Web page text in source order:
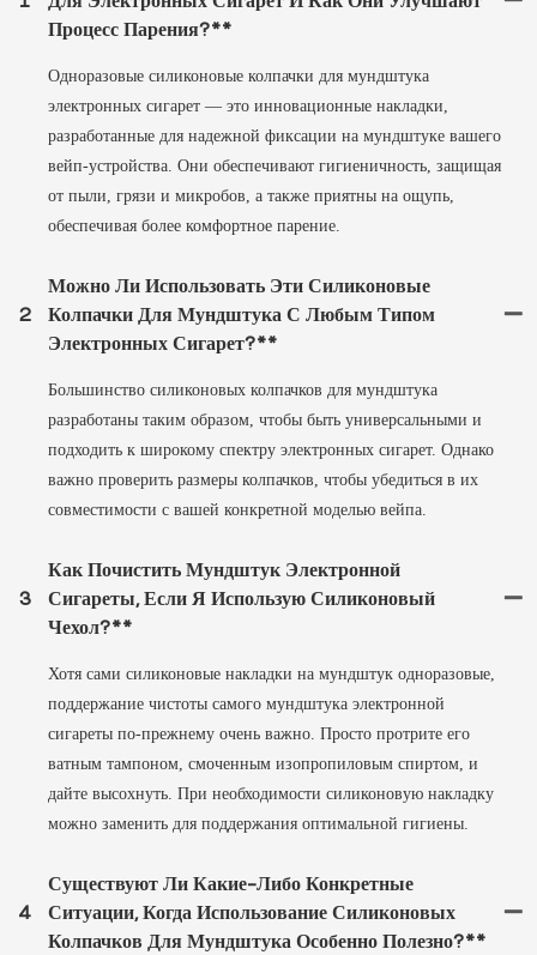
Процесс Парения?**
Одноразовые силиконовые колпачки для мундштука
электронных сигарет — это инновационные накладки,
разработанные для надежной фиксации на мундштуке вашего
вейп-устройства. Они обеспечивают гигиеничность, защищая
от пыли, грязи и микробов, а также приятны на ощупь,
обеспечивая более комфортное парение.
2
Можно Ли Использовать Эти Силиконовые
Колпачки Для Мундштука С Любым Типом
Электронных Сигарет?**
Большинство силиконовых колпачков для мундштука
разработаны таким образом, чтобы быть универсальными и
подходить к широкому спектру электронных сигарет. Однако
важно проверить размеры колпачков, чтобы убедиться в их
совместимости с вашей конкретной моделью вейпа.
3
Как Почистить Мундштук Электронной
Сигареты, Если Я Использую Силиконовый
Чехол?**
Хотя сами силиконовые накладки на мундштук одноразовые,
поддержание чистоты самого мундштука электронной
сигареты по-прежнему очень важно. Просто протрите его
ватным тампоном, смоченным изопропиловым спиртом, и
дайте высохнуть. При необходимости силиконовую накладку
можно заменить для поддержания оптимальной гигиены.
4
Существуют Ли Какие-Либо Конкретные
Ситуации, Когда Использование Силиконовых
Колпачков Для Мундштука Особенно Полезно?**